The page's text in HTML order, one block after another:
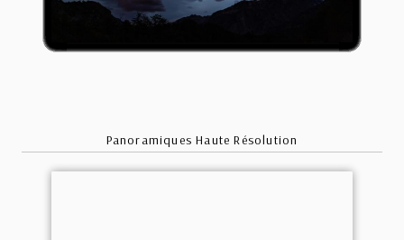
Panoramiques Haute Résolution